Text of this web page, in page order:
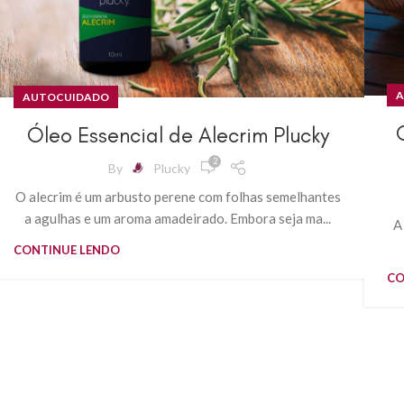
AUTOCUIDADO
Óleo Essencial de Alecrim Plucky
By Plucky 2
O alecrim é um arbusto perene com folhas semelhantes
a agulhas e um aroma amadeirado. Embora seja ma...
CONTINUE LENDO